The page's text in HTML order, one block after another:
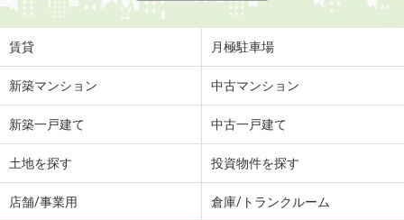
賃貸 月極駐車場
新築マンション 中古マンション
新築一戸建て 中古一戸建て
土地を探す 投資物件を探す
店舗/事業用 倉庫/トランクルーム